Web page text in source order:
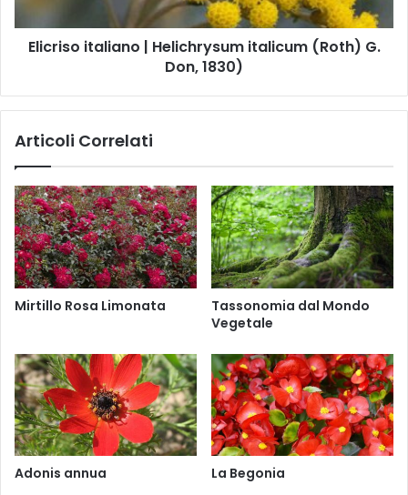
e
i
n
s
i
n
H
e
l
i
c
r
s
u
m
i
t
a
Elicriso italiano | Helichrysum italicum (Roth) G.
Don, 1830)
Articoli Correlati
Mirtillo Rosa Limonata
Tassonomia dal Mondo
Vegetale
Adonis annua La Begonia